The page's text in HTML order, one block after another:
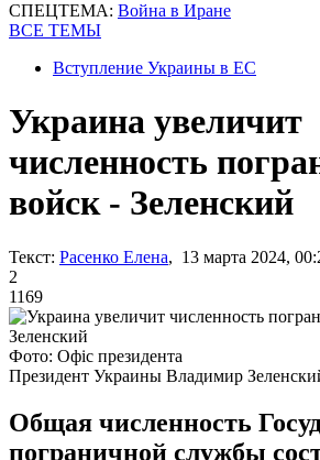
СПЕЦТЕМА: Война в Иране
ВСЕ ТЕМЫ
Вступление Украины в ЕС
Украина увеличит
численность
войск - Зеленский
Текст: Расенко Елена, 13 марта 2024,
2
1169
Фото: Офіс президента
Президент Украины Владимир
Общая численность
пограничной службы